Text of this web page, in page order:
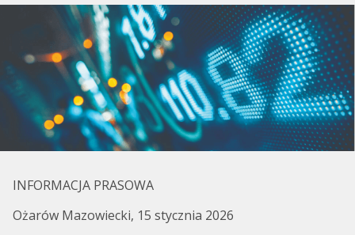
INFORMACJA PRASOWA
Ożarów Mazowiecki, 15 stycznia 2026